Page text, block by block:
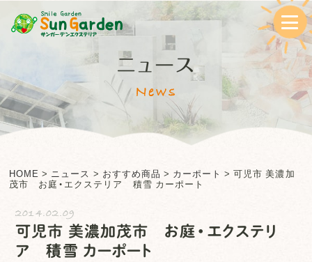
ニュース
News
HOME > ニュース > おすすめ商品 > カーポート >可児市 美濃加
茂市 お庭・エクステリア 積雪 カーポート
2014.02.09
可児市 美濃加茂市 お庭・エクステリ
ア 積雪 カーポート